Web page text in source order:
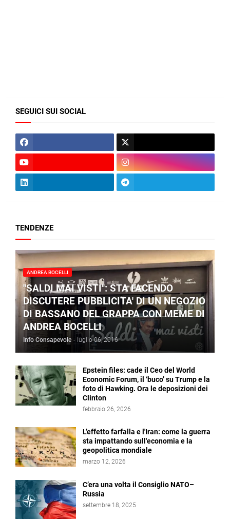
SEGUICI SUI SOCIAL
TENDENZE
ANDREA BOCELLI
"SALDI MAI VISTI": STA FACENDO
DISCUTERE PUBBLICITA' DI UN NEGOZIO
DI BASSANO DEL GRAPPA CON MEME DI
ANDREA BOCELLI
Info Consapevole - luglio 06, 2016
Epstein files: cade il Ceo del World
Economic Forum, il ‘buco’ su Trump e la
foto di Hawking. Ora le deposizioni dei
Clinton
febbraio 26, 2026
L’effetto farfalla e l'Iran: come la guerra
sta impattando sull'economia e la
geopolitica mondiale
marzo 12, 2026
C’era una volta il Consiglio NATO–
Russia
settembre 18, 2025